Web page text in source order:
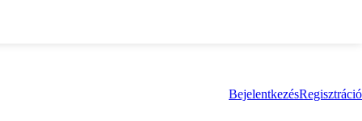
BejelentkezésRegisztráció